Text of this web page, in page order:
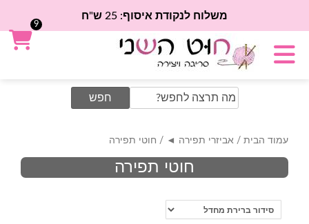
משלוח לנקודת איסוף: 25 ש"ח
Search
for:
עמוד הבית / אביזרי תפירה ◄ / חוטי תפירה
חוטי תפירה
9